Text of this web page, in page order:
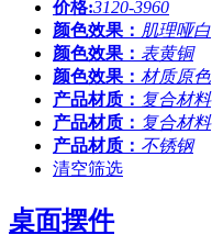
价格:3120-3960
颜色效果： 肌理哑白
颜色效果： 表黄铜
颜色效果： 材质原色
产品材质： 复合材料
产品材质： 复合材料
产品材质： 不锈钢
清空筛选
桌面摆件